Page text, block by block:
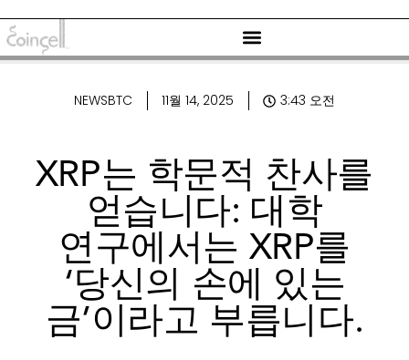
NEWSBTC 11월 14, 2025 3:43 오전
XRP는 학문적 찬사를
얻습니다: 대학
연구에서는 XRP를
‘당신의 손에 있는
금’이라고 부릅니다.